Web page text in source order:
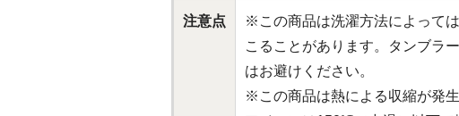
注意点
※この商品は洗濯方法によって
こることがあります。タンブラ
はお避けください。
※この商品は熱による収縮が発